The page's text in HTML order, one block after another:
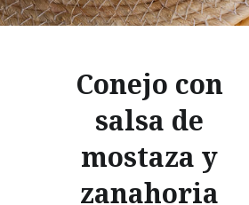
Conejo con
salsa de
mostaza y
zanahoria